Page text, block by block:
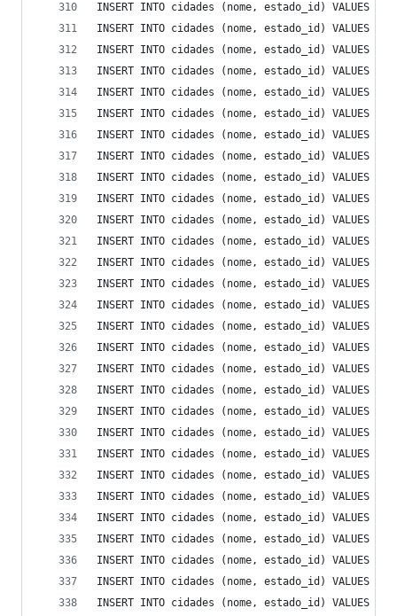
INSERT INTO cidades (nome, estado_id) VALUES
INSERT INTO cidades (nome, estado_id) VALUES
INSERT INTO cidades (nome, estado_id) VALUES
INSERT INTO cidades (nome, estado_id) VALUES
INSERT INTO cidades (nome, estado_id) VALUES
INSERT INTO cidades (nome, estado_id) VALUES
INSERT INTO cidades (nome, estado_id) VALUES
INSERT INTO cidades (nome, estado_id) VALUES
INSERT INTO cidades (nome, estado_id) VALUES
INSERT INTO cidades (nome, estado_id) VALUES
INSERT INTO cidades (nome, estado_id) VALUES
INSERT INTO cidades (nome, estado_id) VALUES
INSERT INTO cidades (nome, estado_id)
INSERT INTO cidades (nome, estado_id) VALUES
INSERT INTO cidades (nome, estado_id) VALUES
INSERT INTO cidades (nome, estado_id) VALUES
INSERT INTO cidades (nome, estado_id)
INSERT INTO cidades (nome, estado_id) VALUES
INSERT INTO cidades (nome, estado_id) VALUES
INSERT INTO cidades (nome, estado_id) VALUES
INSERT INTO cidades (nome, estado_id) VALUES
INSERT INTO cidades (nome, estado_id) VALUES
INSERT INTO cidades (nome, estado_id) VALUES
INSERT INTO cidades (nome, estado_id) VALUES
INSERT INTO cidades (nome, estado_id) VALUES
INSERT INTO cidades (nome, estado_id) VALUES
INSERT INTO cidades (nome, estado_id) VALUES
INSERT INTO cidades (nome, estado_id) VALUES
INSERT INTO cidades (nome, estado_id) VALUES